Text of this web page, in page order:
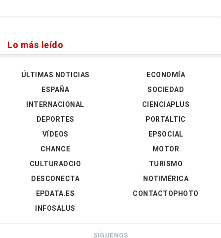
Lo más leído
ÚLTIMAS NOTICIAS
ESPAÑA
INTERNACIONAL
DEPORTES
VÍDEOS
ECONOMÍA
SOCIEDAD
CIENCIAPLUS
PORTALTIC
EPSOCIAL
CHANCE
CULTURAOCIO
DESCONECTA
EPDATA.ES
INFOSALUS
MOTOR
TURISMO
NOTIMÉRICA
CONTACTOPHOTO
SÍGUENOS